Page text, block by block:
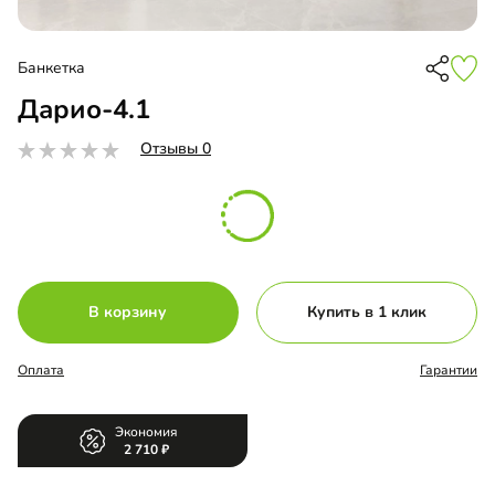
Банкетка
Дарио-4.1
Отзывы 0
В корзину Купить в 1 клик
Оплата Гарантии
Экономия
2 710